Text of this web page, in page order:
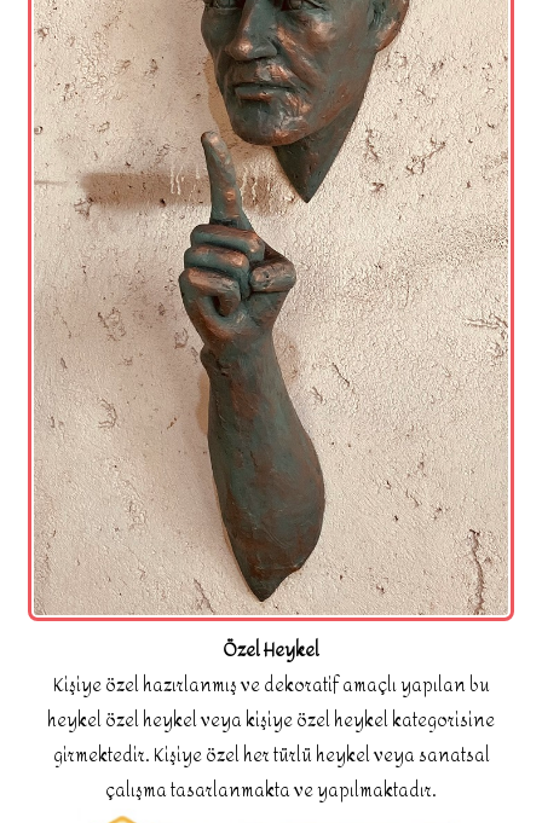
Özel Heykel
Kişiye özel hazırlanmış ve dekoratif amaçlı yapılan bu
heykel özel heykel veya kişiye özel heykel kategorisine
girmektedir. Kişiye özel her türlü heykel veya sanatsal
çalışma tasarlanmakta ve yapılmaktadır.